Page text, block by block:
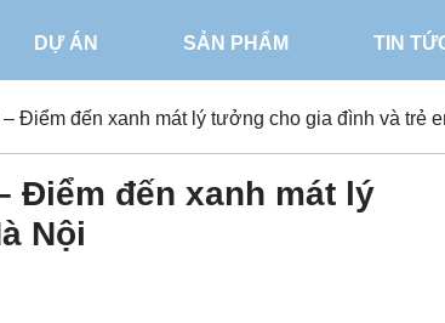
DỰ ÁN SẢN PHẨM TIN
Điểm đến xanh mát lý tưởng cho gia đình và trẻ
Điểm đến xanh mát lý
Nội